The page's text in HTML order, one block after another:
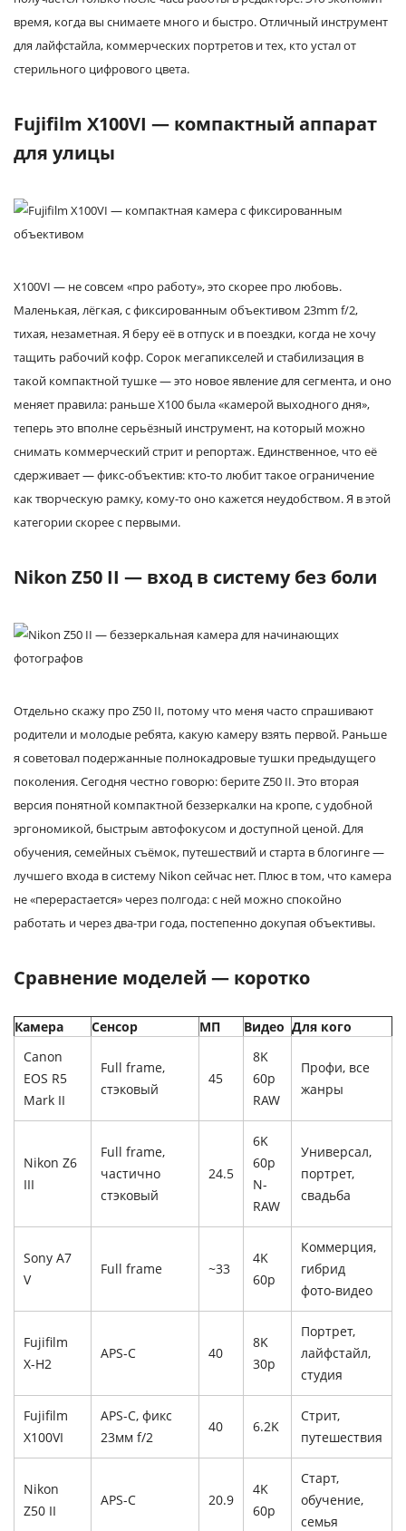
время, когда вы снимаете много и быстро. Отличный инструмент
для лайфстайла, коммерческих портретов и тех, кто устал от
стерильного цифрового цвета.
Fujifilm X100VI — компактный аппарат
для улицы
X100VI — не совсем «про работу», это скорее про любовь.
Маленькая, лёгкая, с фиксированным объективом 23mm f/2,
тихая, незаметная. Я беру её в отпуск и в поездки, когда не хочу
тащить рабочий кофр. Сорок мегапикселей и стабилизация в
такой компактной тушке — это новое явление для сегмента, и оно
меняет правила: раньше X100 была «камерой выходного дня»,
теперь это вполне серьёзный инструмент, на который можно
снимать коммерческий стрит и репортаж. Единственное, что её
сдерживает — фикс-объектив: кто-то любит такое ограничение
как творческую рамку, кому-то оно кажется неудобством. Я в этой
категории скорее с первыми.
Nikon Z50 II — вход в систему без боли
Отдельно скажу про Z50 II, потому что меня часто спрашивают
родители и молодые ребята, какую камеру взять первой. Раньше
я советовал подержанные полнокадровые тушки предыдущего
поколения. Сегодня честно говорю: берите Z50 II. Это вторая
версия понятной компактной беззеркалки на кропе, с удобной
эргономикой, быстрым автофокусом и доступной ценой. Для
обучения, семейных съёмок, путешествий и старта в блогинге —
лучшего входа в систему Nikon сейчас нет. Плюс в том, что камера
не «перерастается» через полгода: с ней можно спокойно
работать и через два-три года, постепенно докупая объективы.
Сравнение моделей — коротко
Камера Сенсор МП Видео Для кого
Canon
EOS R5
Mark II
Full frame,
стэковый
45
8K
60p
RAW
Профи, все
жанры
Nikon Z6
III
Full frame,
частично
стэковый
24.5
6K
60p
N-
RAW
Универсал,
портрет,
свадьба
Sony A7
V
Full frame ~33
4K
60p
Коммерция,
гибрид
фото-видео
Fujifilm
X-H2
APS-C 40
8K
30p
Портрет,
лайфстайл,
студия
Fujifilm
X100VI
APS-C, фикс
23мм f/2
40 6.2K
Стрит,
путешествия
Nikon
Z50 II
APS-C 20.9
4K
60p
Старт,
обучение,
семья